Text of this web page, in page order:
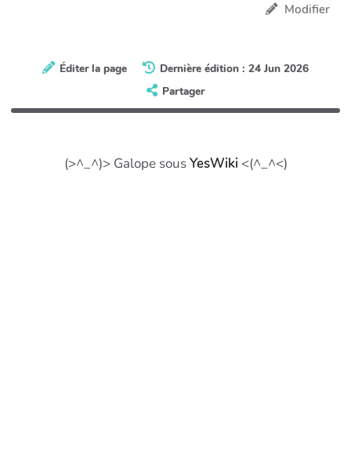
Modifier
Éditer la page
Dernière édition : 24 Jun 2026
Partager
(>^_^)> Galope sousYesWiki <(^_^<)